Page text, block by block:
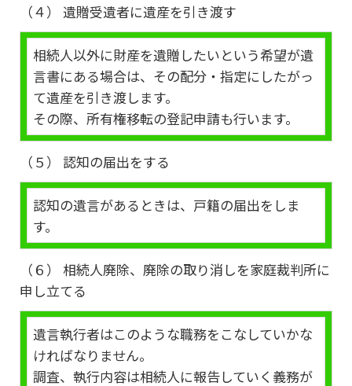
（４） 遺贈受遺者に遺産を引き渡す
相続人以外に財産を遺贈したいという希望が遺
言書にある場合は、その配分・指定にしたがっ
て遺産を引き渡します。
その際、所有権移転の登記申請も行います。
（５） 認知の届出をする
認知の遺言があるときは、戸籍の届出をしま
す。
（６） 相続人廃除、廃除の取り消しを家庭裁判所に
申し立てる
遺言執行者はこのような職務をこなしていかな
ければなりません。
調査、執行内容は相続人に報告していく義務が